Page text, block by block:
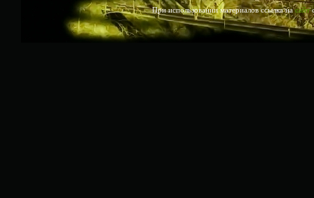
При использовании материалов ссылка насайт